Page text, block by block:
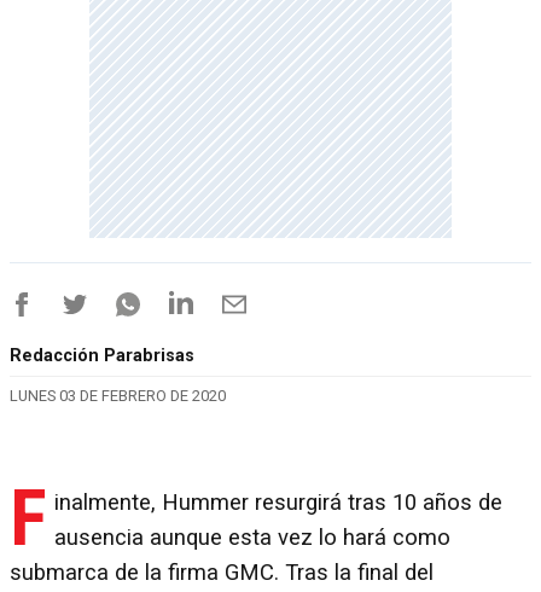
Redacción Parabrisas
LUNES 03 DE FEBRERO DE 2020
F inalmente, Hummer resurgirá tras 10 años de
ausencia aunque esta vez lo hará como
submarca de la firma GMC. Tras la final del